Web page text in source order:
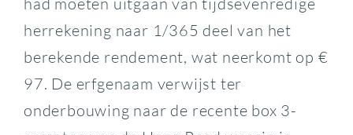
herrekening naar 1/365 deel van het
berekende rendement, wat neerkomt op €
97. De erfgenaam verwijst ter
onderbouwing naar de recente box 3-